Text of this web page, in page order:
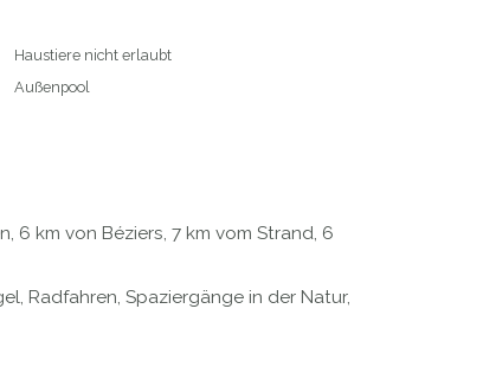
Haustiere nicht erlaubt
Außenpool
km von Béziers, 7 km vom Strand, 6
Radfahren, Spaziergänge in der Natur,